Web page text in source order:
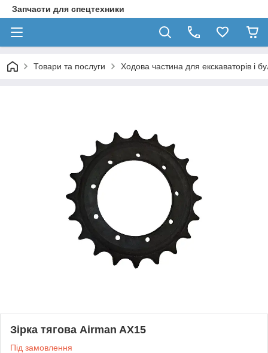
Запчасти для спецтехники
Товари та послуги Ходова частина для екскаваторів і
Зірка тягова Airman AX15
Під замовлення